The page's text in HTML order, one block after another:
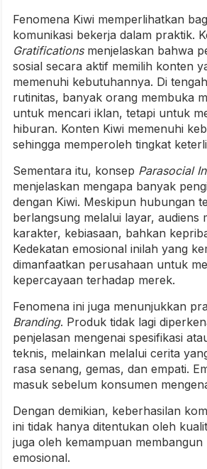
Fenomena Kiwi memperlihatkan
komunikasi bekerja dalam praktik.
Gratificationsmenjelaskan bahwa
sosial secara aktif memilih konten
memenuhi kebutuhannya. Di
rutinitas, banyak orang membuka
untuk mencari iklan, tetapi untuk
hiburan. Konten Kiwi memenuhi
sehingga memperoleh tingkat
Sementara itu, konsep Parasocial
menjelaskan mengapa banyak
dengan Kiwi. Meskipun hubungan
berlangsung melalui layar, audiens
karakter, kebiasaan, bahkan
Kedekatan emosional inilah yang
dimanfaatkan perusahaan untuk
kepercayaan terhadap merek.
Fenomena ini juga menunjukkan
Branding. Produk tidak lagi
penjelasan mengenai spesifikasi
teknis, melainkan melalui cerita
rasa senang, gemas, dan empati.
masuk sebelum konsumen
Dengan demikian, keberhasilan
ini tidak hanya ditentukan oleh
juga oleh kemampuan membangun
emosional.